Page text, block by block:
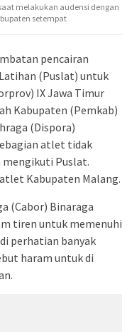
melakukan audensi dengan
setempat
pencairan
(Puslat) untuk
IX Jawa Timur
Kabupaten (Pemkab)
(Dispora)
atlet tidak
mengikuti Puslat.
Kabupaten Malang.
(Cabor) Binaraga
tiren untuk memenuhi
perhatian banyak
haram untuk di